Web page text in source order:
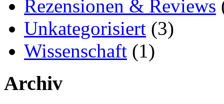
Rezensionen & Reviews
Unkategorisiert (3)
Wissenschaft (1)
Archiv